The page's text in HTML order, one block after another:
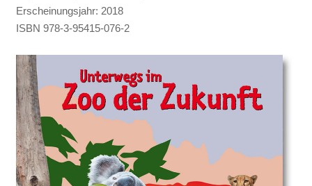
Erscheinungsjahr: 2018
ISBN 978-3-95415-076-2